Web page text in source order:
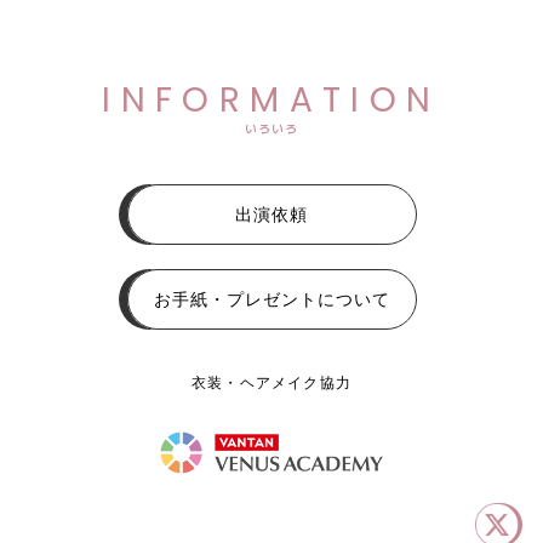
INFORMATION
いろいろ
出演依頼
お手紙・プレゼントについて
衣装・ヘアメイク協力